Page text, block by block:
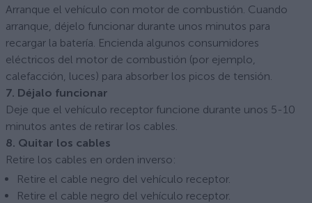
Arranque el vehículo con motor de combustión. Cuando
arranque, déjelo funcionar durante unos minutos para
recargar la batería. Encienda algunos consumidores
eléctricos del motor de combustión (por ejemplo,
calefacción, luces) para absorber los picos de tensión.
7. Déjalo funcionar
Deje que el vehículo receptor funcione durante unos 5-10
minutos antes de retirar los cables.
8. Quitar los cables
Retire los cables en orden inverso:
Retire el cable negro del vehículo receptor.
Retire el cable negro del vehículo receptor.